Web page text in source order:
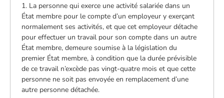
1. La personne qui exerce une activité salariée dans un
État membre pour le compte d’un employeur y exerçant
normalement ses activités, et que cet employeur détache
pour effectuer un travail pour son compte dans un autre
État membre, demeure soumise à la législation du
premier État membre, à condition que la durée prévisible
de ce travail n’excède pas vingt-quatre mois et que cette
personne ne soit pas envoyée en remplacement d’une
autre personne détachée.